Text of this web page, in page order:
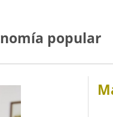
popular